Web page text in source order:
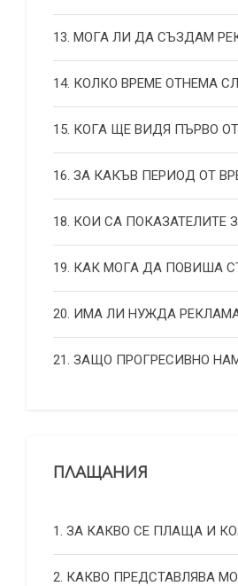
13. МОГА ЛИ ДА СЪЗДАМ
14. КОЛКО ВРЕМЕ ОТНЕМА
15. КОГА ЩЕ ВИДЯ ПЪРВО
16. ЗА КАКЪВ ПЕРИОД ОТ
18. КОИ СА ПОКАЗАТЕЛИТЕ
19. КАК МОГА ДА ПОВИША
20. ИМА ЛИ НУЖДА
21. ЗАЩО ПРОГРЕСИВНО
ПЛАЩАНИЯ
1. ЗА КАКВО СЕ ПЛАЩА И
2. КАКВО ПРЕДСТАВЛЯВА